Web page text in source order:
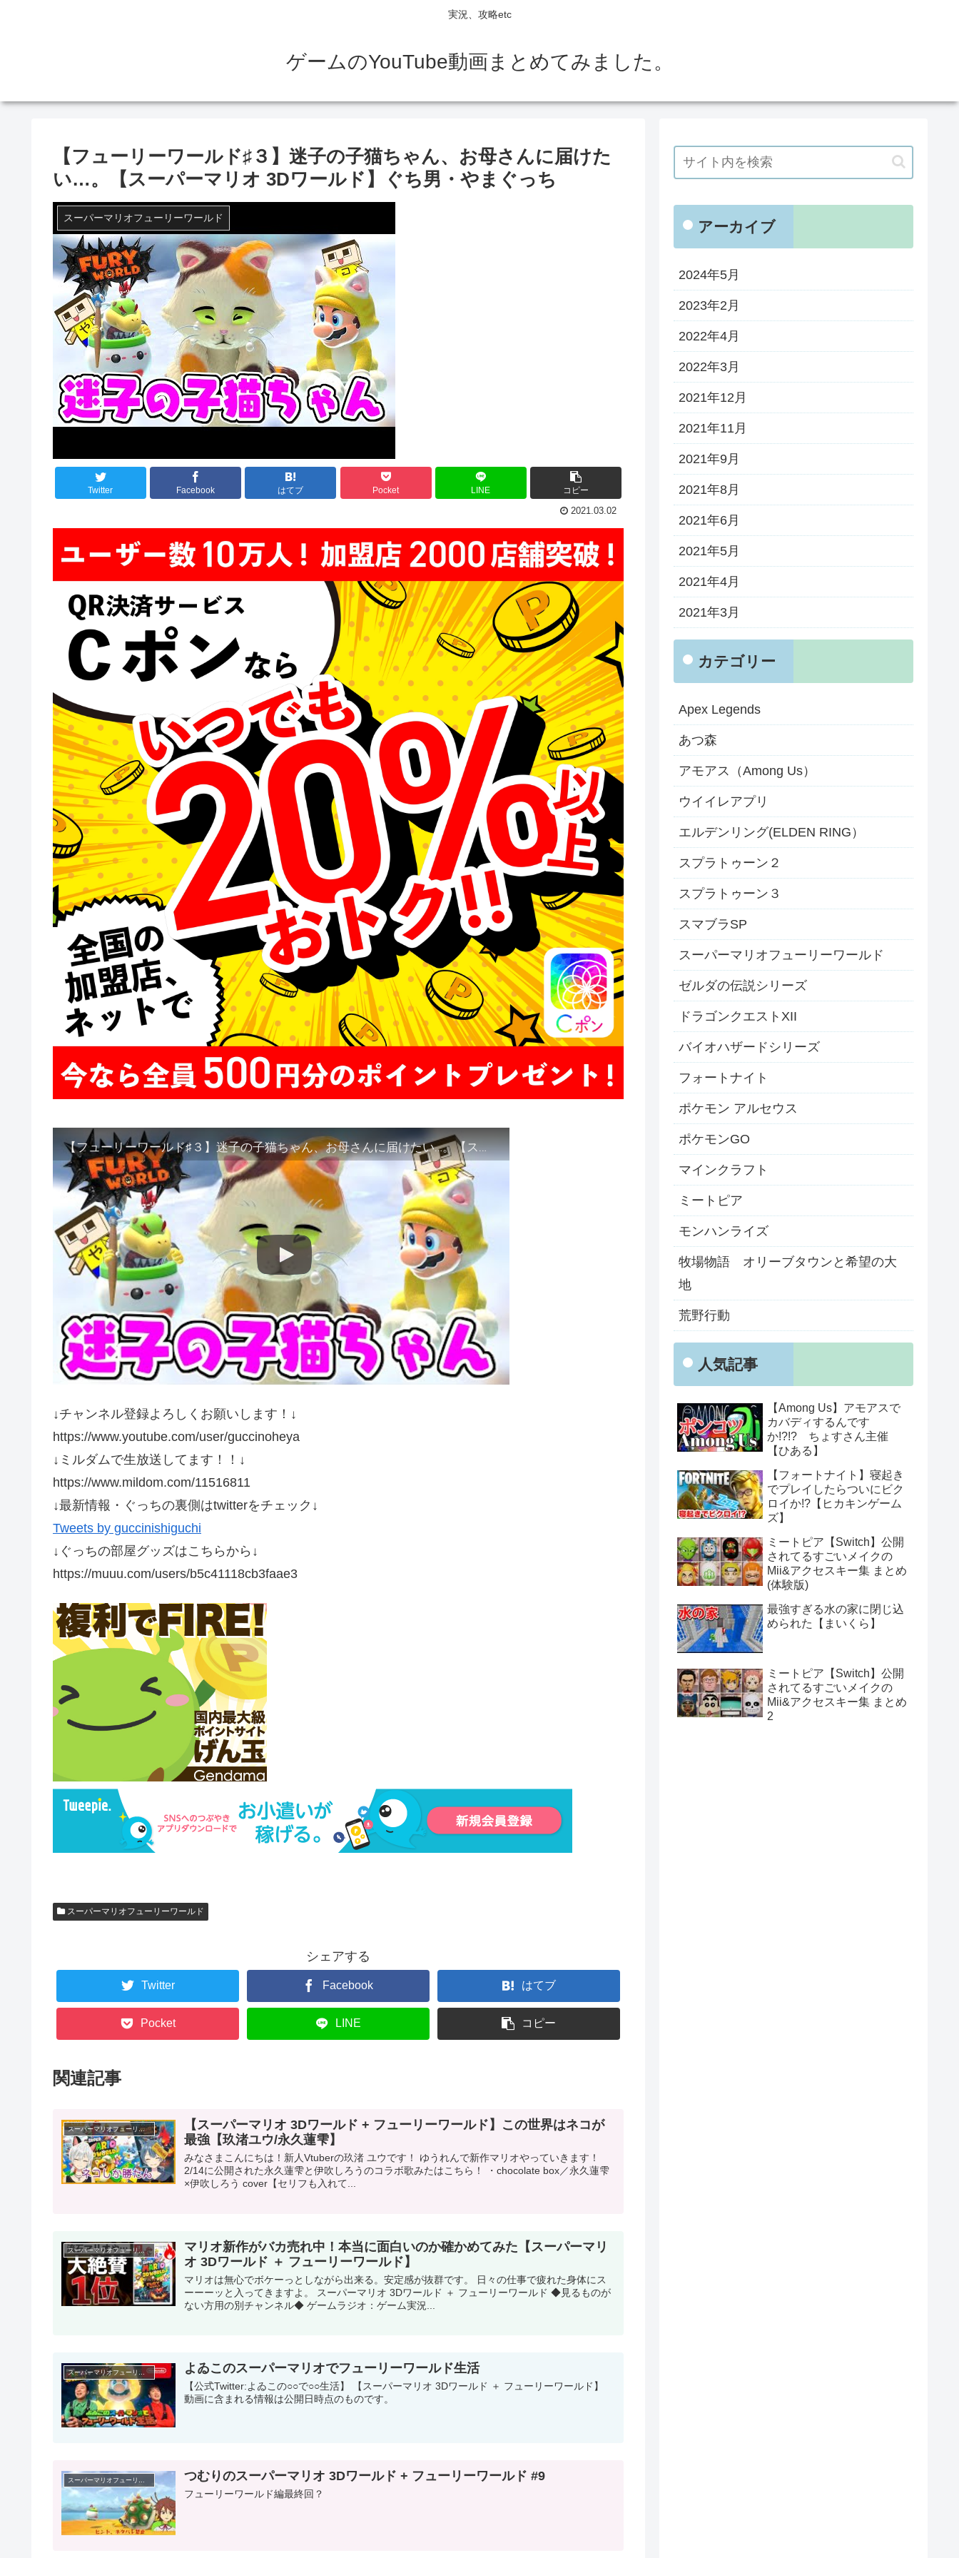
実況、攻略etc
ゲームのYouTube動画まとめてみました。
【フューリーワールド♯３】迷子の子猫ちゃん、お母さんに届けた
い…。【スーパーマリオ 3Dワールド】ぐち男・やまぐっち
スーパーマリオフューリーワールド
Twitter Facebook はてブ Pocket LINE コピー
2021.03.02
【フューリーワールド♯３】迷子の子猫ちゃん、お母さんに届けたい…。【スーパーマリオ 3Dワールド】ぐち男・やまぐっち
↓チャンネル登録よろしくお願いします！↓
https://www.youtube.com/user/guccinoheya
↓ミルダムで生放送してます！！↓
https://www.mildom.com/11516811
↓最新情報・ぐっちの裏側はtwitterをチェック↓
Tweets by guccinishiguchi
↓ぐっちの部屋グッズはこちらから↓
https://muuu.com/users/b5c41118cb3faae3
スーパーマリオフューリーワールド
シェアする
Twitter Facebook はてブ
Pocket LINE コピー
関連記事
スーパーマリオフューリーワールド
【スーパーマリオ 3Dワールド + フューリーワールド】この世界はネコが
最強【玖渚ユウ/永久蓮雫】
みなさまこんにちは！新人Vtuberの玖渚 ユウです！ ゆうれんで新作マリオやっていきます！
2/14に公開された永久蓮雫と伊吹しろうのコラボ歌みたはこちら！ ・chocolate box／永久蓮雫
×伊吹しろう cover【セリフも入れて...
スーパーマリオフューリーワールド
マリオ新作がバカ売れ中！本当に面白いのか確かめてみた【スーパーマリ
オ 3Dワールド ＋ フューリーワールド】
マリオは無心でボケーっとしながら出来る。安定感が抜群です。 日々の仕事で疲れた身体にス
ーーーッと入ってきますよ。 スーパーマリオ 3Dワールド ＋ フューリーワールド ◆見るものが
ない方用の別チャンネル◆ ゲームラジオ：​ ゲーム実況...
よゐこのスーパーマリオでフューリーワールド生活
【公式Twitter:よゐこの○○で○○生活】 【スーパーマリオ 3Dワールド ＋ フューリーワールド】
動画に含まれる情報は公開日時点のものです。
つむりのスーパーマリオ 3Dワールド + フューリーワールド #9
フューリーワールド編最終回？
アーカイブ
2024年5月
2023年2月
2022年4月
2022年3月
2021年12月
2021年11月
2021年9月
2021年8月
2021年6月
2021年5月
2021年4月
2021年3月
カテゴリー
Apex Legends
あつ森
アモアス（Among Us）
ウイイレアプリ
エルデンリング(ELDEN RING）
スプラトゥーン２
スプラトゥーン３
スマブラSP
スーパーマリオフューリーワールド
ゼルダの伝説シリーズ
ドラゴンクエストXII
バイオハザードシリーズ
フォートナイト
ポケモン アルセウス
ポケモンGO
マインクラフト
ミートピア
モンハンライズ
牧場物語 オリーブタウンと希望の大
地
荒野行動
人気記事
【Among Us】アモアスで
カバディするんです
か!?!? ちょすさん主催
【ひある】
【フォートナイト】寝起き
でプレイしたらついにビク
ロイか!?【ヒカキンゲーム
ズ】
ミートピア【Switch】公開
されてるすごいメイクの
Mii&アクセスキー集 まとめ
(体験版)
最強すぎる水の家に閉じ込
められた【まいくら】
ミートピア【Switch】公開
されてるすごいメイクの
Mii&アクセスキー集 まとめ
2